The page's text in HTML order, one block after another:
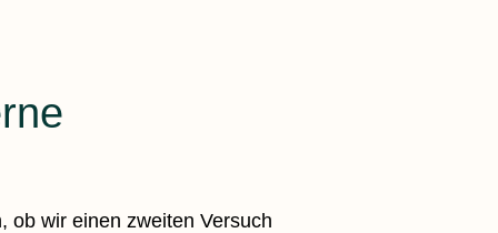
ob wir einen zweiten Versuch